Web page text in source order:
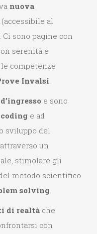
nuova
(accessibile al
Ci sono pagine con
serenità e
competenze
Invalsi
e sono
coding e ad
sviluppo del
un
stimolare gli
metodo scientifico
solving
di realtà che
con